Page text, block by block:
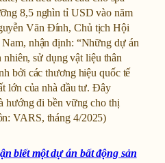
8,5 nghìn tỉ USD vào năm
Văn Đính, Chủ tịch Hội
nhận định: “Những dự án
sử dụng vật liệu thân
bởi các thương hiệu quốc tế
lớn của nhà đầu tư. Đây
hướng đi bền vững cho thị
VARS, tháng 4/2025)
biết một dự án bất động sản